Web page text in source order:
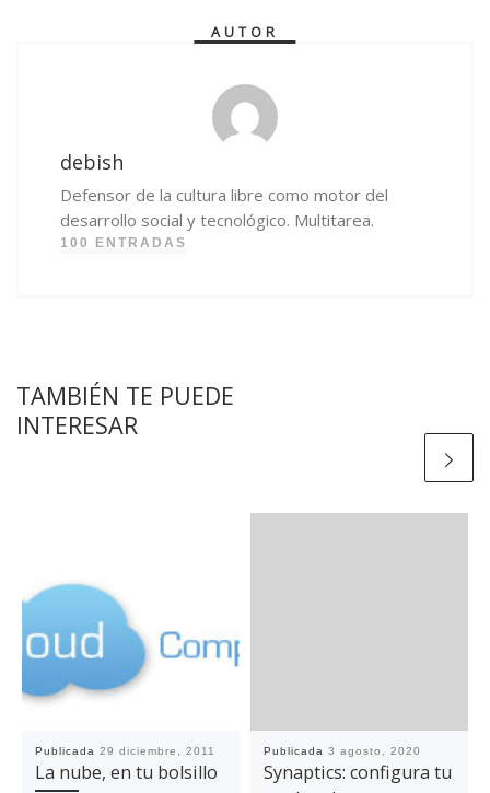
AUTOR
debish
Defensor de la cultura libre como motor del
desarrollo social y tecnológico. Multitarea.
100 ENTRADAS
TAMBIÉN TE PUEDE
INTERESAR
Publicada 29 diciembre, 2011
La nube, en tu bolsillo
Publicada 3 agosto, 2020
Synaptics: configura tu